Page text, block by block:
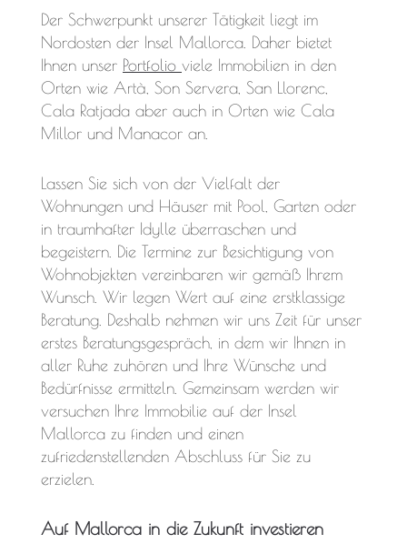
Der Schwerpunkt unserer Tätigkeit liegt im
Nordosten der Insel Mallorca. Daher bietet
Ihnen unser Portfolio viele Immobilien in den
Orten wie Artà, Son Servera, San Llorenc,
Cala Ratjada aber auch in Orten wie Cala
Millor und Manacor an.
Lassen Sie sich von der Vielfalt der
Wohnungen und Häuser mit Pool, Garten oder
in traumhafter Idylle überraschen und
begeistern. Die Termine zur Besichtigung von
Wohnobjekten vereinbaren wir gemäß Ihrem
Wunsch. Wir legen Wert auf eine erstklassige
Beratung. Deshalb nehmen wir uns Zeit für unser
erstes Beratungsgespräch, in dem wir Ihnen in
aller Ruhe zuhören und Ihre Wünsche und
Bedürfnisse ermitteln. Gemeinsam werden wir
versuchen Ihre Immobilie auf der Insel
Mallorca zu finden und einen
zufriedenstellenden Abschluss für Sie zu
erzielen.
Auf Mallorca in die Zukunft investieren